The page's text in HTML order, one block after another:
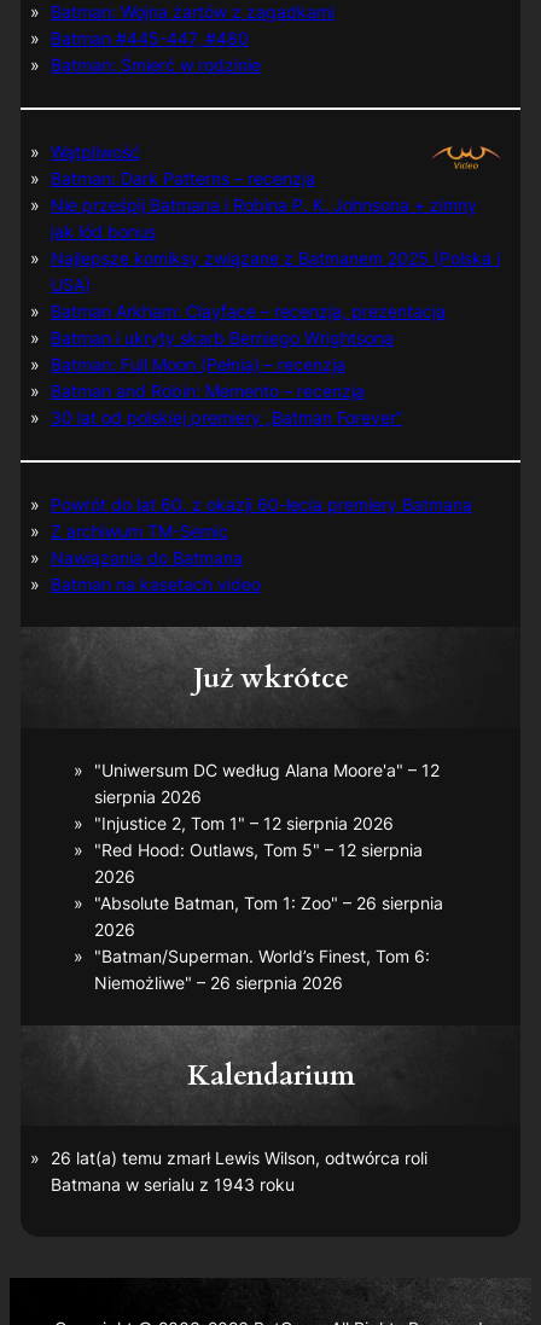
Batman: Wojna żartów z zagadkami
Batman #445-447, #480
Batman: Śmierć w rodzinie
Wątpliwość
Batman: Dark Patterns – recenzja
Nie prześpij Batmana i Robina P. K. Johnsona + zimny
jak lód bonus
Najlepsze komiksy związane z Batmanem 2025 (Polska i
USA)
Batman Arkham: Clayface – recenzja, prezentacja
Batman i ukryty skarb Berniego Wrightsona
Batman: Full Moon (Pełnia) – recenzja
Batman and Robin: Memento – recenzja
30 lat od polskiej premiery „Batman Forever”
Powrót do lat 60. z okazji 60-lecia premiery Batmana
Z archiwum TM-Semic
Nawiązania do Batmana
Batman na kasetach video
Już wkrótce
"Uniwersum DC według Alana Moore'a" – 12
sierpnia 2026
"Injustice 2, Tom 1" – 12 sierpnia 2026
"Red Hood: Outlaws, Tom 5" – 12 sierpnia
2026
"Absolute Batman, Tom 1: Zoo" – 26 sierpnia
2026
"Batman/Superman. World’s Finest, Tom 6:
Niemożliwe" – 26 sierpnia 2026
Kalendarium
26 lat(a) temu zmarł Lewis Wilson, odtwórca roli
Batmana w serialu z 1943 roku